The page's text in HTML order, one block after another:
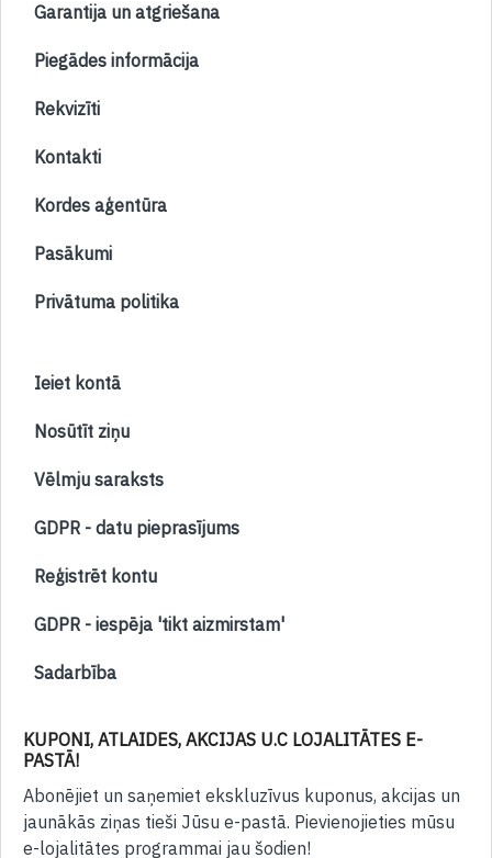
Garantija un atgriešana
Piegādes informācija
Rekvizīti
Kontakti
Kordes aģentūra
Pasākumi
Privātuma politika
Ieiet kontā
Nosūtīt ziņu
Vēlmju saraksts
GDPR - datu pieprasījums
Reģistrēt kontu
GDPR - iespēja 'tikt aizmirstam'
Sadarbība
KUPONI, ATLAIDES, AKCIJAS U.C LOJALITĀTES E-
PASTĀ!
Abonējiet un saņemiet ekskluzīvus kuponus, akcijas un
jaunākās ziņas tieši Jūsu e-pastā. Pievienojieties mūsu
e-lojalitātes programmai jau šodien!